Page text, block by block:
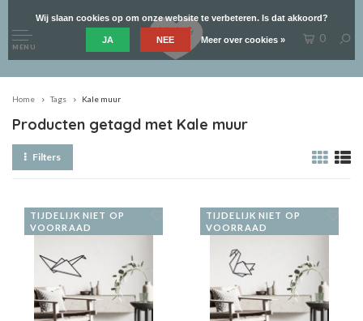
MENU
0
Home Tags Kale muur
Producten getagd met Kale muur
Filters
TIJDELIJK NIET OP
VOORRAAD
TIJDELIJK NIET OP
VOORRAAD
Wij slaan cookies op om onze website te verbeteren. Is dat akkoord?
JA NEE Meer over cookies »